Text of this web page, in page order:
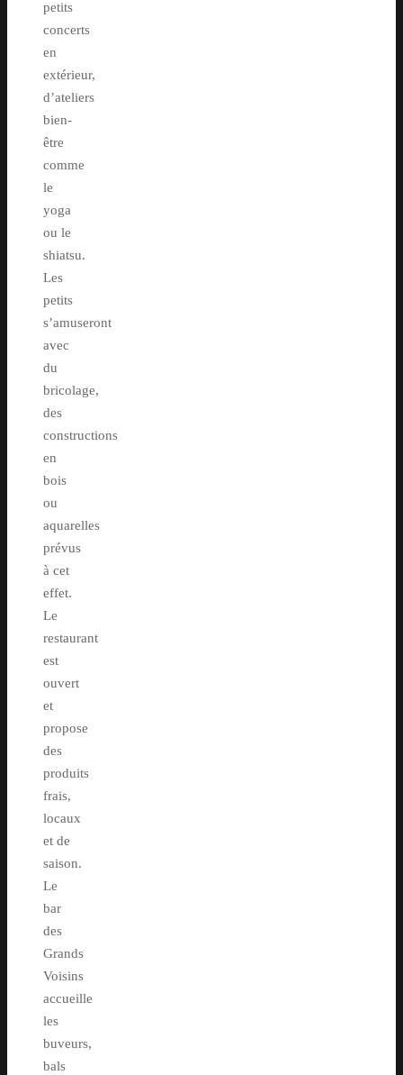
petits
concerts
en
extérieur,
d’ateliers
bien-
être
comme
le
yoga
ou le
shiatsu.
Les
petits
s’amuseront
avec
du
bricolage,
des
constructions
en
bois
ou
aquarelles
prévus
à cet
effet.
Le
restaurant
est
ouvert
et
propose
des
produits
frais,
locaux
et de
saison.
Le
bar
des
Grands
Voisins
accueille
les
buveurs,
bals